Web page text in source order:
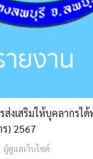
ส่งเสริมให้บุคลากร
) 2567
ผู้ดูแลเว็บไซต์